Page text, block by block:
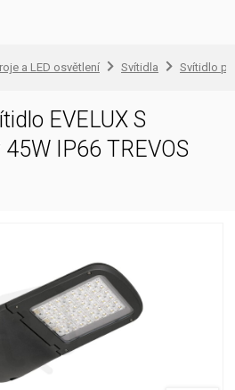
a LED osvětlení Svítidla Svítidlo
EVELUX S
IP66 TREVOS